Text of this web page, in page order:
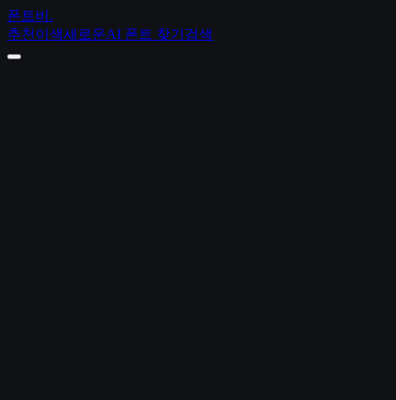
폰트비 .
추천 이색새로운AI 폰트 찾기 검색